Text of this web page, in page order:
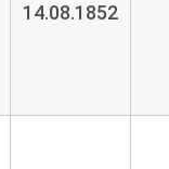
14.08.1852